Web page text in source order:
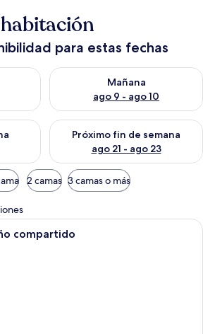
para estas fechas
para hoy ago 8 - ago 9
Mañana
ago 9 - ago 10
Consulta la disponibilidad
para este fin de semana ago 14 -
Próximo fin de semana
ago 21 - ago 23
Consulta la disponibilidad
2 camas 3 camas o más
Una cama bien hecha con un
compartido